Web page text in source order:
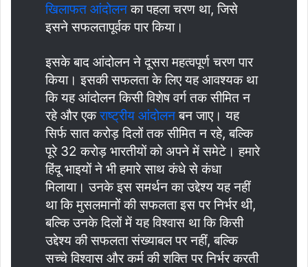
खिलाफत आंदोलनका पहला चरण था, जिसे
इसने सफलतापूर्वक पार किया।
इसके बाद आंदोलन ने दूसरा महत्वपूर्ण चरण पार
किया। इसकी सफलता के लिए यह आवश्यक था
कि यह आंदोलन किसी विशेष वर्ग तक सीमित न
रहे और एकराष्ट्रीय आंदोलनबन जाए। यह
सिर्फ सात करोड़ दिलों तक सीमित न रहे, बल्कि
पूरे 32 करोड़ भारतीयों को अपने में समेटे। हमारे
हिंदू भाइयों ने भी हमारे साथ कंधे से कंधा
मिलाया। उनके इस समर्थन का उद्देश्य यह नहीं
था कि मुसलमानों की सफलता इस पर निर्भर थी,
बल्कि उनके दिलों में यह विश्वास था कि किसी
उद्देश्य की सफलता संख्याबल पर नहीं, बल्कि
सच्चे विश्वास और कर्म की शक्ति पर निर्भर करती